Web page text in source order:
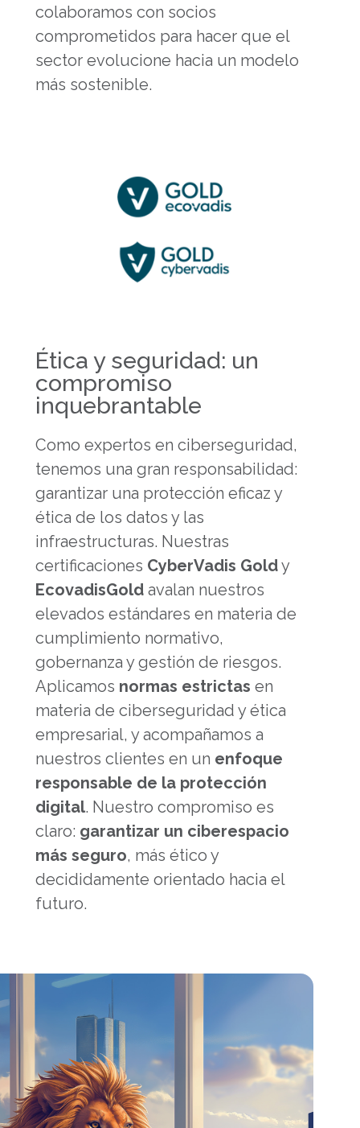
colaboramos con socios
comprometidos para hacer que el
sector evolucione hacia un modelo
más sostenible.
Ética y seguridad: un
compromiso
inquebrantable
Como expertos en ciberseguridad,
tenemos una gran responsabilidad:
garantizar una protección eficaz y
ética de los datos y las
infraestructuras. Nuestras
certificaciones CyberVadis Goldy
EcovadisGold avalan nuestros
elevados estándares en materia de
cumplimiento normativo,
gobernanza y gestión de riesgos.
Aplicamos normas estrictas en
materia de ciberseguridad y ética
empresarial, y acompañamos a
nuestros clientes en un enfoque
responsable de la protección
digital. Nuestro compromiso es
claro: garantizar un ciberespacio
más seguro, más ético y
decididamente orientado hacia el
futuro.